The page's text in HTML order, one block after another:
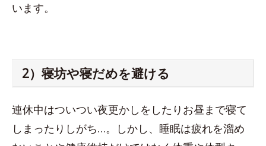
います。
2）寝坊や寝だめを避ける
連休中はついつい夜更かしをしたりお昼まで寝て
しまったりしがち…。しかし、睡眠は疲れを溜め